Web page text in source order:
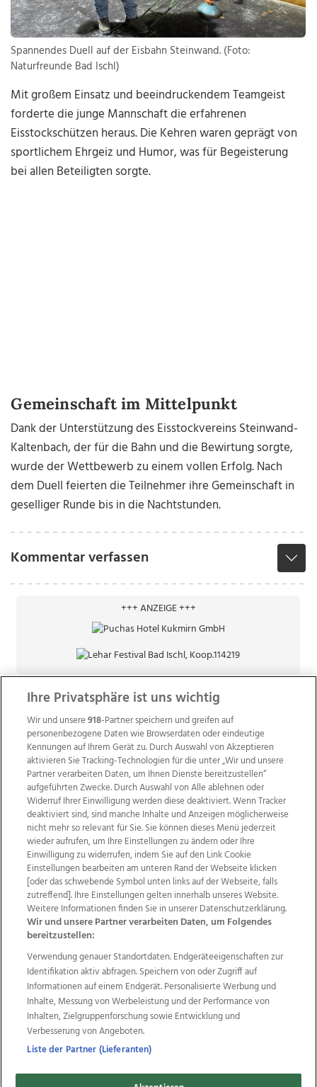
Spannendes Duell auf der Eisbahn Steinwand. (Foto:
Naturfreunde Bad Ischl)
Mit großem Einsatz und beeindruckendem Teamgeist
forderte die junge Mannschaft die erfahrenen
Eisstockschützen heraus. Die Kehren waren geprägt von
sportlichem Ehrgeiz und Humor, was für Begeisterung
bei allen Beteiligten sorgte.
Gemeinschaft im Mittelpunkt
Dank der Unterstützung des Eisstockvereins Steinwand-
Kaltenbach, der für die Bahn und die Bewirtung sorgte,
wurde der Wettbewerb zu einem vollen Erfolg. Nach
dem Duell feierten die Teilnehmer ihre Gemeinschaft in
geselliger Runde bis in die Nachtstunden.
Kommentar verfassen
+++ ANZEIGE +++
Wir über uns Mediadaten Kontakt
Jobs
Datenschutz
Impressum
AGB Anzeigekunden
AGB Website
Ehrenkodex Politische Werbung
Weitere Angebote des Medienhauses Wimmer
TV1 di-mog-i.at OÖNow
Ischler Woche
Life Radio
OÖNachrichten
OÖN Immobilien
OÖN Karriere
OÖN Reise
Promenaden Galerien
Regionaljobs
wasistlos.at wirtrauern.at
Ihre Privatsphäre ist uns wichtig
Wir und unsere918-Partner speichern und greifen auf
personenbezogene Daten wie Browserdaten oder eindeutige
Kennungen auf Ihrem Gerät zu. Durch Auswahl von Akzeptieren
aktivieren Sie Tracking-Technologien für die unter „Wir und unsere
Partner verarbeiten Daten, um Ihnen Dienste bereitzustellen“
aufgeführten Zwecke. Durch Auswahl von Alle ablehnen oder
Widerruf Ihrer Einwilligung werden diese deaktiviert. Wenn Tracker
deaktiviert sind, sind manche Inhalte und Anzeigen möglicherweise
nicht mehr so relevant für Sie. Sie können dieses Menü jederzeit
wieder aufrufen, um Ihre Einstellungen zu ändern oder Ihre
Einwilligung zu widerrufen, indem Sie auf den Link Cookie
Einstellungen bearbeiten am unteren Rand der Webseite klicken
[oder das schwebende Symbol unten links auf der Webseite, falls
zutreffend]. Ihre Einstellungen gelten innerhalb unseres Website.
Weitere Informationen finden Sie in unserer Datenschutzerklärung.
Wir und unsere Partner verarbeiten Daten, um Folgendes
bereitzustellen:
Verwendung genauer Standortdaten. Endgeräteeigenschaften zur
Identifikation aktiv abfragen. Speichern von oder Zugriff auf
Informationen auf einem Endgerät. Personalisierte Werbung und
Inhalte, Messung von Werbeleistung und der Performance von
Inhalten, Zielgruppenforschung sowie Entwicklung und
Verbesserung von Angeboten.
Liste der Partner (Lieferanten)